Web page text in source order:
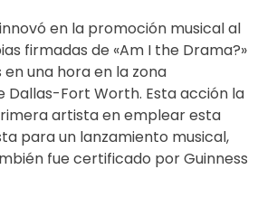
en la promoción musical al
firmadas de «Am I the Drama?»
una hora en la zona
Fort Worth. Esta acción la
artista en emplear esta
para un lanzamiento musical,
fue certificado por Guinness